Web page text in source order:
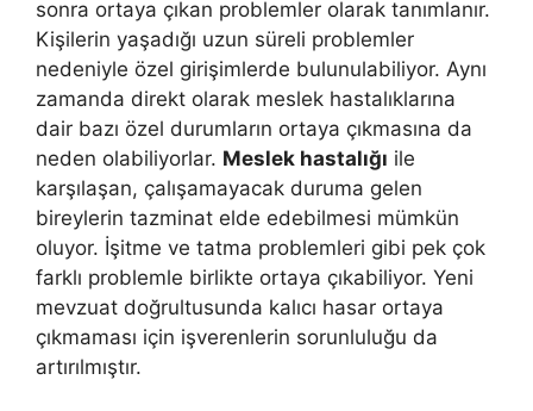
sonra ortaya çıkan problemler olarak tanımlanır.
Kişilerin yaşadığı uzun süreli problemler
nedeniyle özel girişimlerde bulunulabiliyor. Aynı
zamanda direkt olarak meslek hastalıklarına
dair bazı özel durumların ortaya çıkmasına da
neden olabiliyorlar. Meslek hastalığı ile
karşılaşan, çalışamayacak duruma gelen
bireylerin tazminat elde edebilmesi mümkün
oluyor. İşitme ve tatma problemleri gibi pek çok
farklı problemle birlikte ortaya çıkabiliyor. Yeni
mevzuat doğrultusunda kalıcı hasar ortaya
çıkmaması için işverenlerin sorunluluğu da
artırılmıştır.